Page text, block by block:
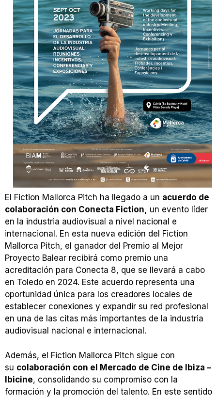
El Fiction Mallorca Pitch ha llegado a un acuerdo de
colaboración con Conecta Fiction, un evento líder
en la industria audiovisual a nivel nacional e
internacional. En esta nueva edición del Fiction
Mallorca Pitch, el ganador del Premio al Mejor
Proyecto Balear recibirá como premio una
acreditación para Conecta 8, que se llevará a cabo
en Toledo en 2024. Este acuerdo representa una
oportunidad única para los creadores locales de
establecer conexiones y expandir su red profesional
en una de las citas más importantes de la industria
audiovisual nacional e internacional.
Además, el Fiction Mallorca Pitch sigue con
su colaboración con el Mercado de Cine de Ibiza –
Ibicine, consolidando su compromiso con la
formación y la promoción del talento. En este sentido